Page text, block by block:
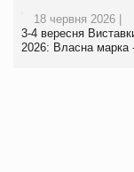
18 червня 2026 |
3-4 вересня
2026: Власна марка